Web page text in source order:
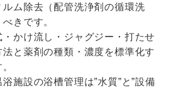
ム除去（配管洗浄剤の循環洗
きです。
かけ流し・ジャグジー・打たせ
と薬剤の種類・濃度を標準化す
施設の浴槽管理は”水質”と”設備